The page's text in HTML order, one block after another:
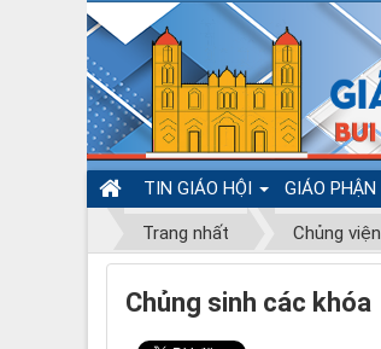
TIN GIÁO HỘI GIÁO PHẬN
Trang nhất Chủng viện
Chủng sinh các khóa